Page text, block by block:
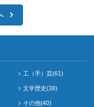
工（手）芸(61)
文学歴史(38)
その他(40)